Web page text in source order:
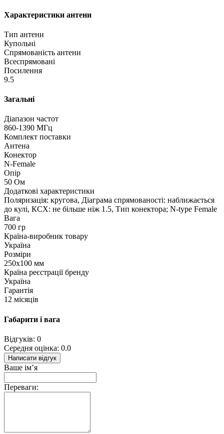
Характеристики антени
Тип антени
Купольні
Спрямованість антени
Всеспрямовані
Посилення
9.5
Загальні
Діапазон частот
860-1390 МГц
Комплект поставки
Антена
Конектор
N-Female
Опір
50 Ом
Додаткові характеристики
Поляризація: кругова, Діаграма спрямованості: наближається
до кулі, КСХ: не більше ніж 1.5, Тип конектора; N-type Female
Вага
700 гр
Країна-виробник товару
Україна
Розміри
250x100 мм
Країна реєстрації бренду
Україна
Гарантія
12 місяців
Габарити і вага
Відгуків: 0
Середня оцінка: 0.0
Написати відгук
Ваше ім’я
Переваги: